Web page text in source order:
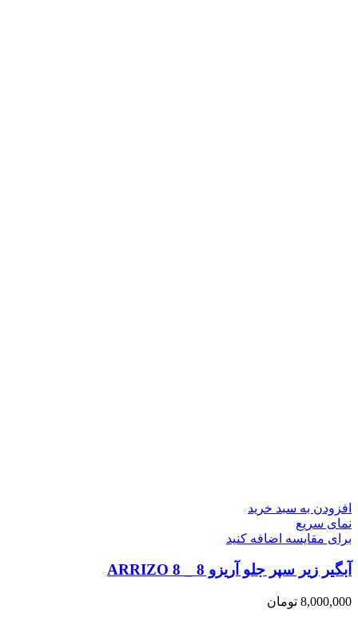
افزودن به سبد خرید
نمای سریع
برای مقایسه اضافه کنید
آبگیر زیر سپر جلو آریزو 8 _ ARRIZO 8
8,000,000 تومان